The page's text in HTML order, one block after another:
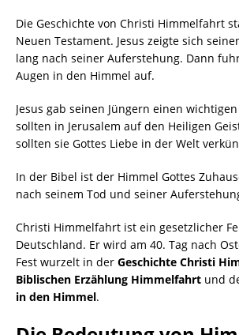
Die Geschichte von Christi Himmelfahrt
Neuen Testament. Jesus zeigte sich
lang nach seiner Auferstehung. Dann
Augen in den Himmel auf.
Jesus gab seinen Jüngern einen
sollten in Jerusalem auf den Heiligen
sollten sie Gottes Liebe in der Welt
In der Bibel ist der Himmel Gottes
nach seinem Tod und seiner
Christi Himmelfahrt ist ein gesetzlicher
Deutschland. Er wird am 40. Tag nach
Fest wurzelt in der Geschichte Christi
Biblischen Erzählung Himmelfahrt und
in den Himmel.